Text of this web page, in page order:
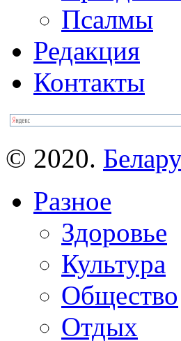
Псалмы
Редакция
Контакты
© 2020.
Разное
Здоровье
Культура
Общество
Отдых